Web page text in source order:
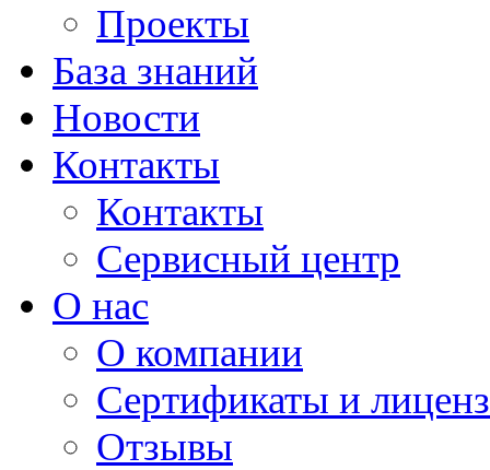
Проекты
База знаний
Новости
Контакты
Контакты
Сервисный центр
О нас
О компании
Сертификаты и
Отзывы